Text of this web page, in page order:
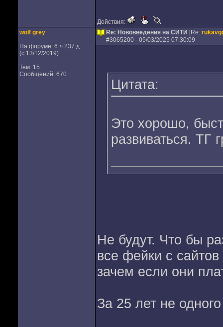
Действия:
wolf grey
На форуме: 6 л 237 д
(с 13/12/2019)
Тем: 15
Сообщений: 670
Re: Нововведения на СИТИ [Re:
#3065200- 05/03/2025 07:30:09
Цитата:
Это хорошо,
развиваться. ТГ
Не будут. Что бы
все фейки с
зачем если они
За 25 лет не